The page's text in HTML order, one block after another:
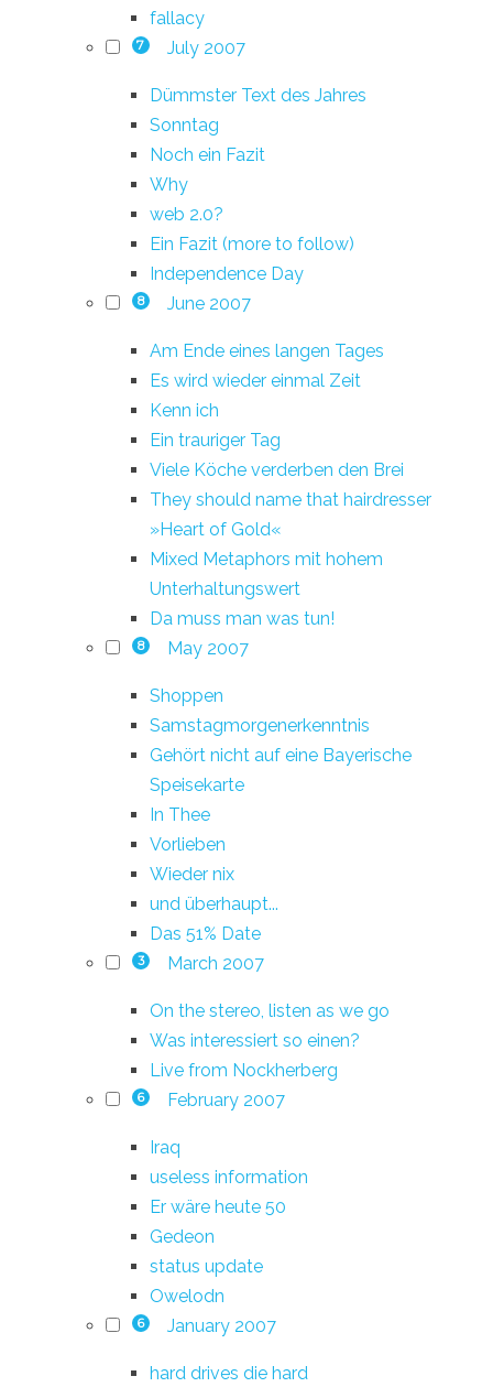
fallacy
7 July 2007
Dümmster Text des Jahres
Sonntag
Noch ein Fazit
Why
web 2.0?
Ein Fazit (more to follow)
Independence Day
8 June 2007
Am Ende eines langen Tages
Es wird wieder einmal Zeit
Kenn ich
Ein trauriger Tag
Viele Köche verderben den Brei
They should name that hairdresser
»Heart of Gold«
Mixed Metaphors mit hohem
Unterhaltungswert
Da muss man was tun!
8 May 2007
Shoppen
Samstagmorgenerkenntnis
Gehört nicht auf eine Bayerische
Speisekarte
In Thee
Vorlieben
Wieder nix
und überhaupt...
Das 51% Date
3 March 2007
On the stereo, listen as we go
Was interessiert so einen?
Live from Nockherberg
6 February 2007
Iraq
useless information
Er wäre heute 50
Gedeon
status update
Owelodn
6 January 2007
hard drives die hard